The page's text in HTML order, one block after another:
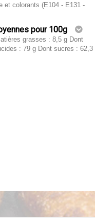
et colorants (E104 - E131 -
pour 100g
grasses : 8,5 g Dont
: 79 g Dont sucres : 62,3